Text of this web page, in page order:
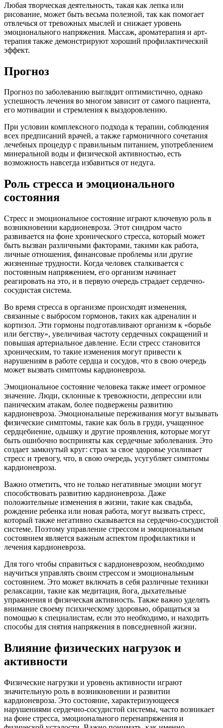
Любая творческая деятельность, такая как лепка или
рисование, может быть весьма полезной, так как помогает
отвлечься от тревожных мыслей и снижает уровень
эмоционального напряжения. Массаж, ароматерапия и арт-
терапия также демонстрируют хороший профилактический
эффект.
Прогноз
Прогноз по заболеванию выглядит оптимистично, однако
успешность лечения во многом зависит от самого пациента,
его мотивации и стремления к выздоровлению.
При условии комплексного подхода к терапии, соблюдения
всех предписаний врачей, а также гармоничного сочетания
лечебных процедур с правильным питанием, употреблением
минеральной воды и физической активностью, есть
возможность навсегда избавиться от недуга.
Роль стресса и эмоционального
состояния
Стресс и эмоциональное состояние играют ключевую роль в
возникновении кардионевроза. Этот синдром часто
развивается на фоне хронического стресса, который может
быть вызван различными факторами, такими как работа,
личные отношения, финансовые проблемы или другие
жизненные трудности. Когда человек сталкивается с
постоянным напряжением, его организм начинает
реагировать на это, и в первую очередь страдает сердечно-
сосудистая система.
Во время стресса в организме происходят изменения,
связанные с выбросом гормонов, таких как адреналин и
кортизол. Эти гормоны подготавливают организм к «борьбе
или бегству», увеличивая частоту сердечных сокращений и
повышая артериальное давление. Если стресс становится
хроническим, то такие изменения могут привести к
нарушениям в работе сердца и сосудов, что в свою очередь
может вызвать симптомы кардионевроза.
Эмоциональное состояние человека также имеет огромное
значение. Люди, склонные к тревожности, депрессии или
паническим атакам, более подвержены развитию
кардионевроза. Эмоциональные переживания могут вызывать
физические симптомы, такие как боль в груди, учащенное
сердцебиение, одышку и другие проявления, которые могут
быть ошибочно восприняты как сердечные заболевания. Это
создает замкнутый круг: страх за свое здоровье усиливает
стресс и тревогу, что, в свою очередь, усугубляет симптомы
кардионевроза.
Важно отметить, что не только негативные эмоции могут
способствовать развитию кардионевроза. Даже
положительные изменения в жизни, такие как свадьба,
рождение ребенка или новая работа, могут вызвать стресс,
который также негативно сказывается на сердечно-сосудистой
системе. Поэтому управление стрессом и эмоциональным
состоянием является важным аспектом профилактики и
лечения кардионевроза.
Для того чтобы справиться с кардионеврозом, необходимо
научиться управлять своим стрессом и эмоциональным
состоянием. Это может включать в себя различные техники
релаксации, такие как медитация, йога, дыхательные
упражнения и физическая активность. Также важно уделять
внимание своему психическому здоровью, обращаться за
помощью к специалистам, если это необходимо, и находить
способы для снятия напряжения в повседневной жизни.
Влияние физических нагрузок и
активности
Физические нагрузки и уровень активности играют
значительную роль в возникновении и развитии
кардионевроза. Это состояние, характеризующееся
нарушениями сердечно-сосудистой системы, часто возникает
на фоне стресса, эмоционального перенапряжения и